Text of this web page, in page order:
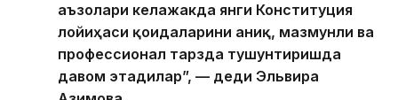
аъзолари келажакда янги Конституция
лойиҳаси қоидаларини аниқ, мазмунли ва
профессионал тарзда тушунтиришда
давом этадилар”, — деди Эльвира